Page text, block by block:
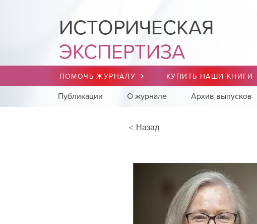
ИСТОРИЧЕСКАЯ
ЭКСПЕРТИЗА
ПОМОЧЬ ЖУРНАЛУ КУПИТЬ НАШИ КНИГИ
Публикации О журнале Архив выпусков
< Назад